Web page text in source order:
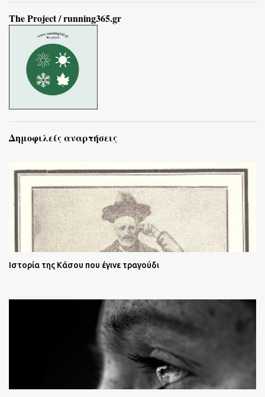
The Project / running365.gr
Δημοφιλείς αναρτήσεις
Ιστορία της Κάσου που έγινε τραγούδι